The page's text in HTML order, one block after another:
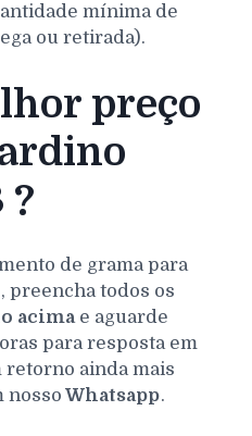
mínima de
ou retirada).
preço
?
de grama para
, preencha todos os
acima e aguarde
para resposta em
retorno ainda mais
nosso Whatsapp.